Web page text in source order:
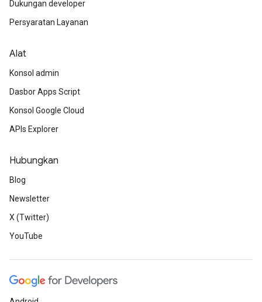
Dukungan developer
Persyaratan Layanan
Alat
Konsol admin
Dasbor Apps Script
Konsol Google Cloud
APIs Explorer
Hubungkan
Blog
Newsletter
X (Twitter)
YouTube